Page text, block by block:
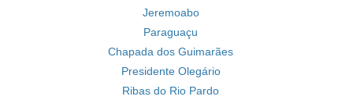
Jeremoabo
Paraguaçu
Chapada dos Guimarães
Presidente Olegário
Ribas do Rio Pardo